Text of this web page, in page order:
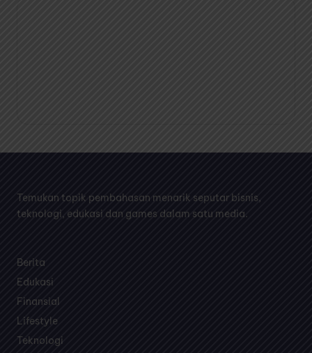
Temukan topik pembahasan menarik seputar bisnis,